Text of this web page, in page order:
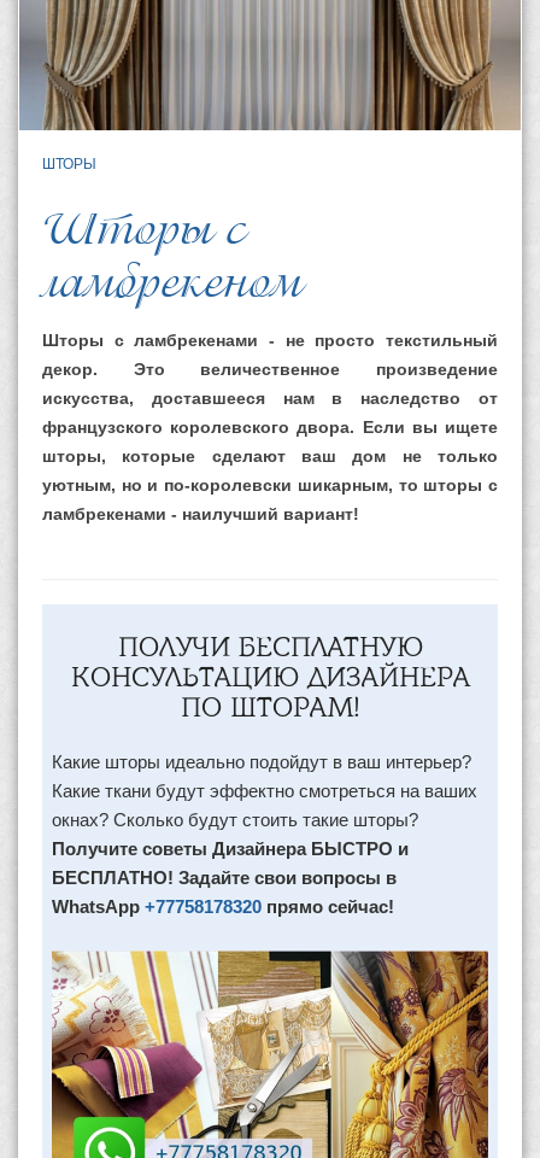
ШТОРЫ
Шторы с
ламбрекеном
Шторы с ламбрекенами - не просто текстильный
декор. Это величественное произведение
искусства, доставшееся нам в наследство от
французского королевского двора. Если вы ищете
шторы, которые сделают ваш дом не только
уютным, но и по-королевски шикарным, то шторы с
ламбрекенами - наилучший вариант!
ПОЛУЧИ БЕСПЛАТНУЮ
КОНСУЛЬТАЦИЮ ДИЗАЙНЕРА
ПО ШТОРАМ!
Какие шторы идеально подойдут в ваш интерьер?
Какие ткани будут эффектно смотреться на ваших
окнах? Сколько будут стоить такие шторы?
Получите советы Дизайнера БЫСТРО и
БЕСПЛАТНО! Задайте свои вопросы в
WhatsApp +77758178320прямо сейчас!